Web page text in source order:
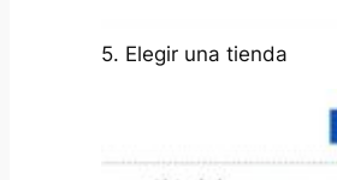
5. Elegir una tienda